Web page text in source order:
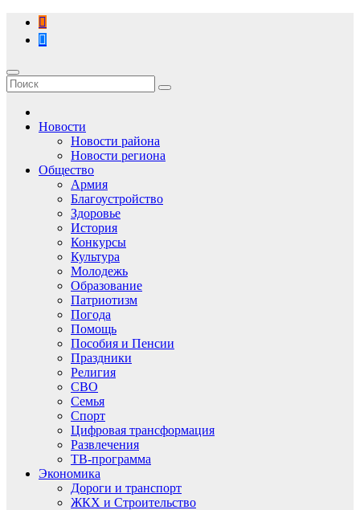
Перейти
содержимому
Новости
Новости района
Новости региона
Общество
Армия
Благоустройство
Здоровье
История
Конкурсы
Культура
Молодежь
Образование
Патриотизм
Погода
Помощь
Пособия и Пенсии
Праздники
Религия
СВО
Семья
Спорт
Цифровая трансформация
Развлечения
ТВ-программа
Экономика
Дороги и транспорт
ЖКХ и Строительство